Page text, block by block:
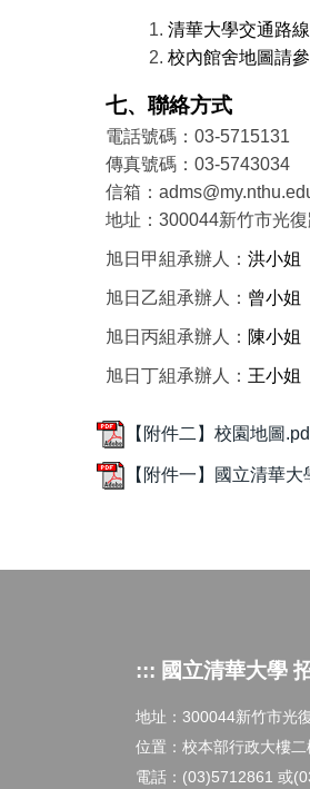
清華大學交通路線
校內館舍地圖請參
七、聯絡方式
電話號碼： 03-5715131
傳真號碼： 03-5743034
信箱：
地址： 300044新竹市光
旭日甲組承辦人： 洪小姐
旭日乙組承辦人： 曾小姐
旭日丙組承辦人： 陳小姐
旭日丁組承辦人： 王小姐
【附件二】校園地圖
【附件一】國立清華
::: 國立清華大學
地址：300044新竹市光
位置：校本部行政大樓
電話：(03)5712861 或